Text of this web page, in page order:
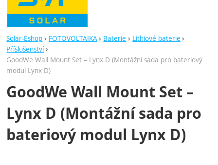
Solar-Eshop FOTOVOLTAIKA Baterie
Lithiové baterie
Příslušenství
GoodWe Wall Mount Set – Lynx D (Montážní sada pro bateriový
modul Lynx D)
GoodWe Wall Mount Set –
Lynx D (Montážní sada pro
bateriový modul Lynx D)